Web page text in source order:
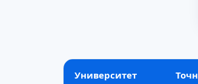
Университет